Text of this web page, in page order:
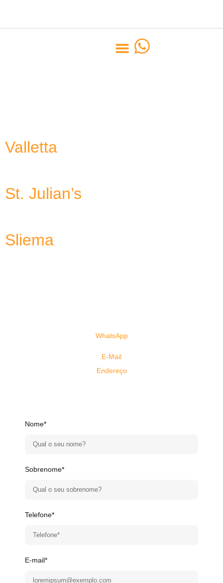
Valletta
St. Julian’s
Sliema
WhatsApp
(Espanhol)
E-Mail
Endereço
Nome*
Sobrenome*
Telefone*
E-mail*